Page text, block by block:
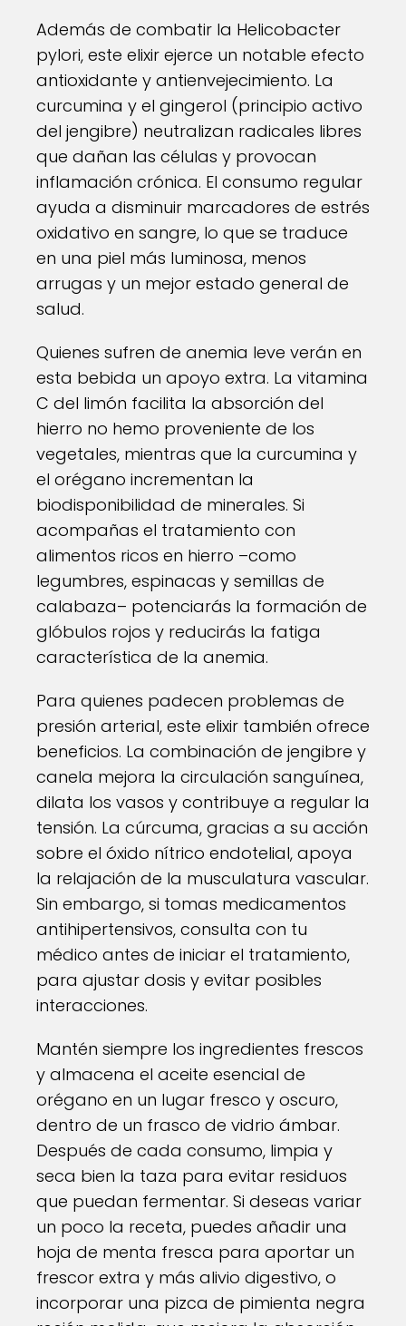
Además de combatir la Helicobacter
pylori, este elixir ejerce un notable efecto
antioxidante y antienvejecimiento. La
curcumina y el gingerol (principio activo
del jengibre) neutralizan radicales libres
que dañan las células y provocan
inflamación crónica. El consumo regular
ayuda a disminuir marcadores de estrés
oxidativo en sangre, lo que se traduce
en una piel más luminosa, menos
arrugas y un mejor estado general de
salud.
Quienes sufren de anemia leve verán en
esta bebida un apoyo extra. La vitamina
C del limón facilita la absorción del
hierro no hemo proveniente de los
vegetales, mientras que la curcumina y
el orégano incrementan la
biodisponibilidad de minerales. Si
acompañas el tratamiento con
alimentos ricos en hierro –como
legumbres, espinacas y semillas de
calabaza– potenciarás la formación de
glóbulos rojos y reducirás la fatiga
característica de la anemia.
Para quienes padecen problemas de
presión arterial, este elixir también ofrece
beneficios. La combinación de jengibre y
canela mejora la circulación sanguínea,
dilata los vasos y contribuye a regular la
tensión. La cúrcuma, gracias a su acción
sobre el óxido nítrico endotelial, apoya
la relajación de la musculatura vascular.
Sin embargo, si tomas medicamentos
antihipertensivos, consulta con tu
médico antes de iniciar el tratamiento,
para ajustar dosis y evitar posibles
interacciones.
Mantén siempre los ingredientes frescos
y almacena el aceite esencial de
orégano en un lugar fresco y oscuro,
dentro de un frasco de vidrio ámbar.
Después de cada consumo, limpia y
seca bien la taza para evitar residuos
que puedan fermentar. Si deseas variar
un poco la receta, puedes añadir una
hoja de menta fresca para aportar un
frescor extra y más alivio digestivo, o
incorporar una pizca de pimienta negra